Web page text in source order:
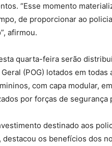
“Esse momento
de proporcionar ao
afirmou.
quarta-feira serão
(POG) lotados em
com capa modular,
por forças de segurança
destinado aos
os benefícios dos